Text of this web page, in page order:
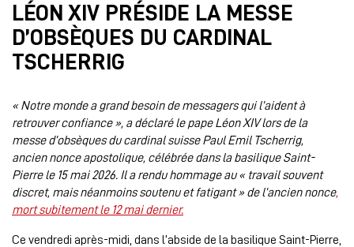
LÉON XIV PRÉSIDE LA MESSE
D’OBSÈQUES DU CARDINAL
TSCHERRIG
« Notre monde a grand besoin de messagers qui l’aident à
retrouver confiance », a déclaré le pape Léon XIV lors de la
messe d’obsèques du cardinal suisse Paul Emil Tscherrig,
ancien nonce apostolique, célébrée dans la basilique Saint-
Pierre le 15 mai 2026. Il a rendu hommage au « travail souvent
discret, mais néanmoins soutenu et fatigant » de l’ancien nonce,
mort subitement le 12 mai dernier.
Ce vendredi après-midi, dans l’abside de la basilique Saint-Pierre,